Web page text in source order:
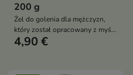
200 g
Żel do golenia dla mężczyzn,
który został opracowany z myślą
o dokładnym i wygodnym
4,90 €